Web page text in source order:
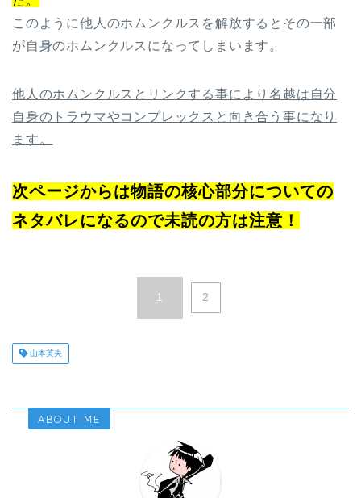
このように他人のホムンクルスを解放するとその一部
が自身のホムンクルスになってしまいます。
他人のホムンクルスとリンクする事により名越は自分
自身のトラウマやコンプレックスと向き合う事になり
ます。
次ページからは物語の核心部分についての
ネタバレになるので未読の方は注意！
1 2
山本英夫
ABOUT ME